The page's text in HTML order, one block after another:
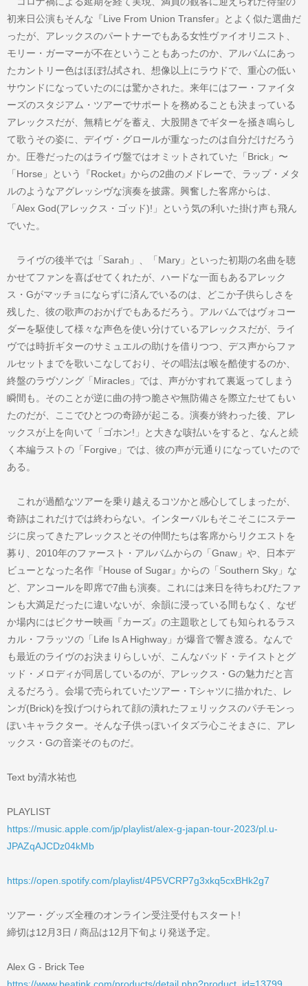
初来日公演もそんな『Live From Union Transfer』とよく似た選曲だ
ったが、アレックスのパートナーでもある女性ヴァイオリニスト、
モリー・ガーマーが不在ということもあったのか、アルバムにあっ
たカントリー色はほぼ払拭され、想像以上にラウドで、重心の低い
サウンドになっていたのには驚かされた。来年にはフー・ファイタ
ーズのスタジアム・ツアーでサポートを務めることも決まっている
アレックスだが、無精ヒゲを蓄え、大股開きでギターを掻き鳴らし
て歌うその姿に、デイヴ・グロールが重なったのは自分だけだろう
か。圧巻だったのはライヴ盤ではオミットされていた「Brick」〜
「Horse」という『Rocket』からの2曲のメドレーで、ラップ・メタ
ルのようなアグレッシヴな演奏を披露。興奮した客席からは、
「Alex God(アレックス・ゴッド)!」という気の利いた掛け声も飛ん
でいた。
ライヴの後半では「Sarah」、「Mary」といった初期の名曲を聴
かせてファンを喜ばせてくれたが、ハードな一面もあるアレック
ス・Gがマッチョにならずに済んでいるのは、どこか子供らしさを
残した、彼の歌声のおかげでもあるだろう。アルバムではヴォコー
ダーを駆使して様々な声色を使い分けているアレックスだが、ライ
ヴでは時折ギターのサミュエルの助けを借りつつ、デス声からファ
ルセットまでを歌いこなしており、その唱法は喉を酷使するのか、
終盤のラヴソング「Miracles」では、声がかすれて裏返ってしまう
瞬間も。そのことが逆に曲の持つ脆さや無防備さを際立たせてもい
たのだが、ここでひとつの奇跡が起こる。演奏が終わった後、アレ
ックスが上を向いて「ゴホン!」と大きな咳払いをすると、なんと続
く本編ラストの「Forgive」では、彼の声が元通りになっていたので
ある。
これが過酷なツアーを乗り越えるコツかと感心してしまったが、
奇跡はこれだけでは終わらない。インターバルもそこそこにステー
ジに戻ってきたアレックスとその仲間たちは客席からリクエストを
募り、2010年のファースト・アルバムからの「Gnaw」や、日本デ
ビューとなった名作『House of Sugar』からの「Southern Sky」な
ど、アンコールを即席で7曲も演奏。これには来日を待ちわびたファ
ンも大満足だったに違いないが、余韻に浸っている間もなく、なぜ
か場内にはピクサー映画『カーズ』の主題歌としても知られるラス
カル・フラッツの「Life Is A Highway」が爆音で響き渡る。なんで
も最近のライヴのお決まりらしいが、こんなバッド・テイストとグ
ッド・メロディが同居しているのが、アレックス・Gの魅力だと言
えるだろう。会場で売られていたツアー・Tシャツに描かれた、レ
ンガ(Brick)を投げつけられて顔の潰れたフェリックスのパチモンっ
ぽいキャラクター。そんな子供っぽいイタズラ心こそまさに、アレ
ックス・Gの音楽そのものだ。
Text by清水祐也
PLAYLIST
https://music.apple.com/jp/playlist/alex-g-japan-tour-2023/pl.u-
JPAZqAJCDz04kMb
https://open.spotify.com/playlist/4P5VCRP7g3xkq5cxBHk2g7
ツアー・グッズ全種のオンライン受注受付もスタート!
締切は12月3日 / 商品は12月下旬より発送予定。
Alex G - Brick Tee